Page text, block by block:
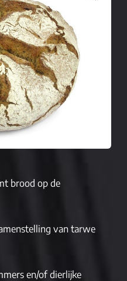
brood op de
van tarwe
en/of dierlijke